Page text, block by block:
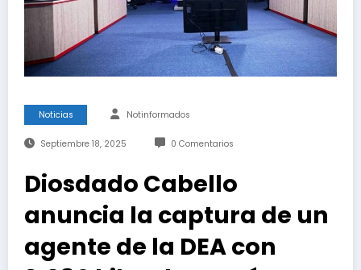
Noticias Notinformados
Septiembre 18, 2025 0 Comentarios
Diosdado Cabello
anuncia la captura de un
agente de la DEA con